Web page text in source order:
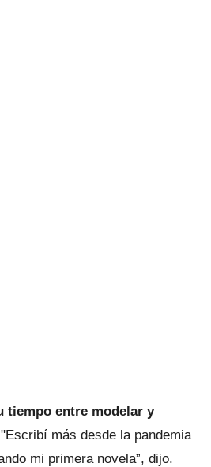
tiempo entre modelar y
"Escribí más desde la pandemia
mi primera novela”, dijo.